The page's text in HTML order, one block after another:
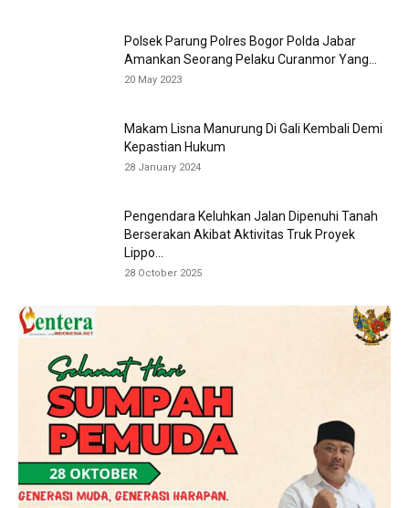
Polsek Parung Polres Bogor Polda Jabar
Amankan Seorang Pelaku Curanmor Yang...
20 May 2023
Makam Lisna Manurung Di Gali Kembali Demi
Kepastian Hukum
28 January 2024
Pengendara Keluhkan Jalan Dipenuhi Tanah
Berserakan Akibat Aktivitas Truk Proyek
Lippo...
28 October 2025